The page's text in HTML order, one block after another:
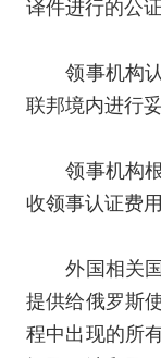
译件进行的公
领事机构认
联邦境内进行
领事机构根
收领事认证费用
外国相关国
提供给俄罗斯
程中出现的所